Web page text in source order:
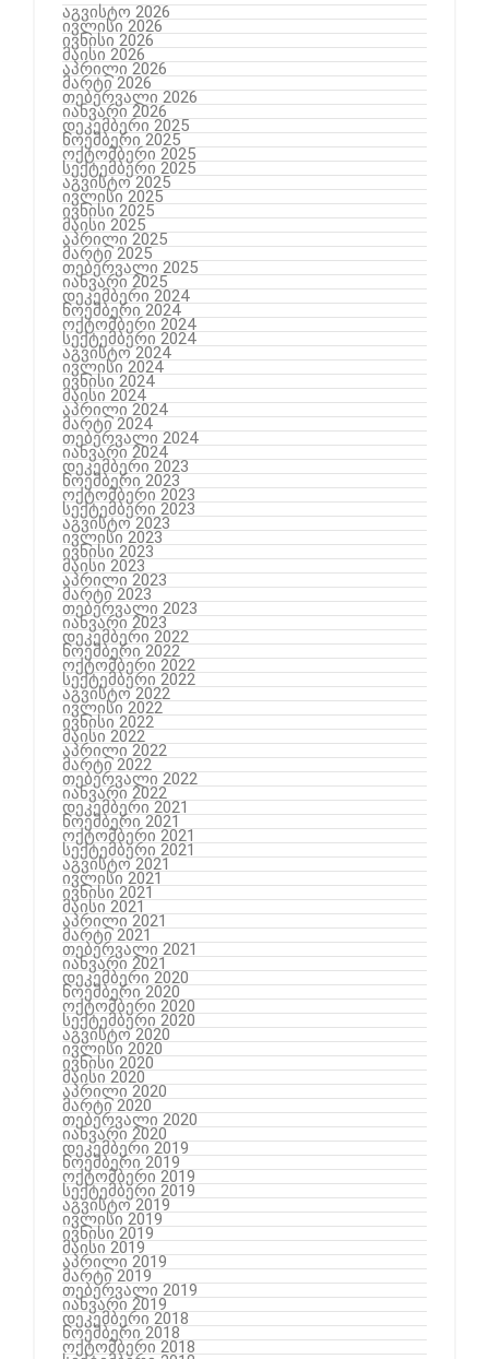
აგვისტო 2026
ივლისი 2026
ივნისი 2026
მაისი 2026
აპრილი 2026
მარტი 2026
თებერვალი 2026
იანვარი 2026
დეკემბერი 2025
ნოემბერი 2025
ოქტომბერი 2025
სექტემბერი 2025
აგვისტო 2025
ივლისი 2025
ივნისი 2025
მაისი 2025
აპრილი 2025
მარტი 2025
თებერვალი 2025
იანვარი 2025
დეკემბერი 2024
ნოემბერი 2024
ოქტომბერი 2024
სექტემბერი 2024
აგვისტო 2024
ივლისი 2024
ივნისი 2024
მაისი 2024
აპრილი 2024
მარტი 2024
თებერვალი 2024
იანვარი 2024
დეკემბერი 2023
ნოემბერი 2023
ოქტომბერი 2023
სექტემბერი 2023
აგვისტო 2023
ივლისი 2023
ივნისი 2023
მაისი 2023
აპრილი 2023
მარტი 2023
თებერვალი 2023
იანვარი 2023
დეკემბერი 2022
ნოემბერი 2022
ოქტომბერი 2022
სექტემბერი 2022
აგვისტო 2022
ივლისი 2022
ივნისი 2022
მაისი 2022
აპრილი 2022
მარტი 2022
თებერვალი 2022
იანვარი 2022
დეკემბერი 2021
ნოემბერი 2021
ოქტომბერი 2021
სექტემბერი 2021
აგვისტო 2021
ივლისი 2021
ივნისი 2021
მაისი 2021
აპრილი 2021
მარტი 2021
თებერვალი 2021
იანვარი 2021
დეკემბერი 2020
ნოემბერი 2020
ოქტომბერი 2020
სექტემბერი 2020
აგვისტო 2020
ივლისი 2020
ივნისი 2020
მაისი 2020
აპრილი 2020
მარტი 2020
თებერვალი 2020
იანვარი 2020
დეკემბერი 2019
ნოემბერი 2019
ოქტომბერი 2019
სექტემბერი 2019
აგვისტო 2019
ივლისი 2019
ივნისი 2019
მაისი 2019
აპრილი 2019
მარტი 2019
თებერვალი 2019
იანვარი 2019
დეკემბერი 2018
ნოემბერი 2018
ოქტომბერი 2018